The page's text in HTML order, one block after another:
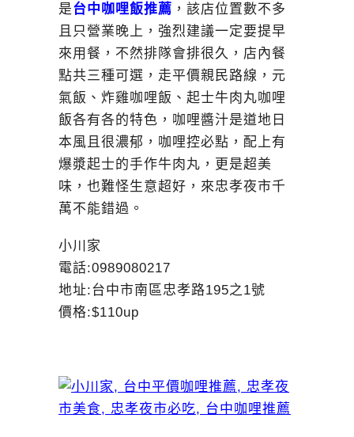
是台中咖哩飯推薦 ，該店位置數不多
且只營業晚上，強烈建議一定要提早
來用餐，不然排隊會排很久，店內餐
點共三種可選，走平價親民路線，元
氣飯、炸雞咖哩飯、起士牛肉丸咖哩
飯各有各的特色，咖哩醬汁是道地日
本風且很濃郁，咖哩控必點，配上有
爆漿起士的手作牛肉丸，更是超美
味，也難怪生意超好，來忠孝夜市千
萬不能錯過。
小川家
電話:0989080217
地址:台中市南區忠孝路195之1號
價格:$110up